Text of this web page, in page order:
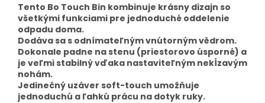
Tento Bo Touch Bin kombinuje krásny dizajn so
všetkými funkciami pre jednoduché oddelenie
odpadu doma.
Dodáva sa s odnímateľným vnútorným vědrom.
Dokonale padne na stenu (priestorovo úsporné) a
je veľmi stabilný vďaka nastaviteľným nekĺzavým
nohám.
Jedinečný uzáver soft-touch umožňuje
jednoduchú a ľahkú prácu na dotyk ruky.